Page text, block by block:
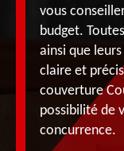
vous
budget.
ainsi que
claire et
couverture
possibilité de
concurrence.